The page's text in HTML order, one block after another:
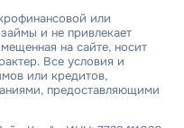
или
и не привлекает
на сайте, носит
Все условия и
или кредитов,
предоставляющими